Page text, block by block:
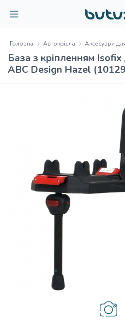
Головна Автокрісла Аксесуари
База з кріпленням Isofix
ABC Design Hazel